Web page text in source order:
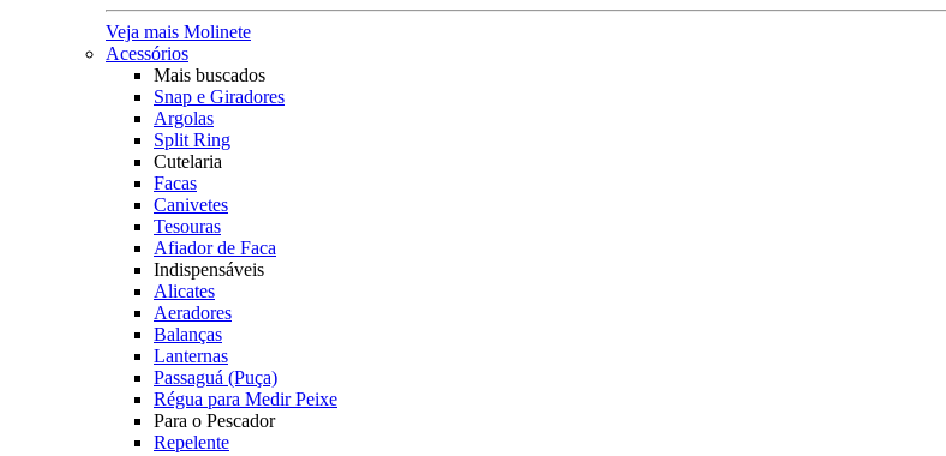
Veja mais Molinete
Acessórios
Mais buscados
Snap e Giradores
Argolas
Split Ring
Cutelaria
Facas
Canivetes
Tesouras
Afiador de Faca
Indispensáveis
Alicates
Aeradores
Balanças
Lanternas
Passaguá (Puça)
Régua para Medir Peixe
Para o Pescador
Repelente